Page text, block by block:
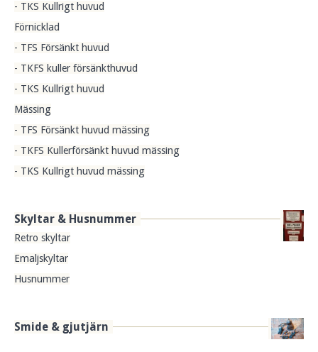
- TKS Kullrigt huvud
Förnicklad
- TFS Försänkt huvud
- TKFS kuller försänkthuvud
- TKS Kullrigt huvud
Mässing
- TFS Försänkt huvud mässing
- TKFS Kullerförsänkt huvud mässing
- TKS Kullrigt huvud mässing
Skyltar & Husnummer
Retro skyltar
Emaljskyltar
Husnummer
Smide & gjutjärn